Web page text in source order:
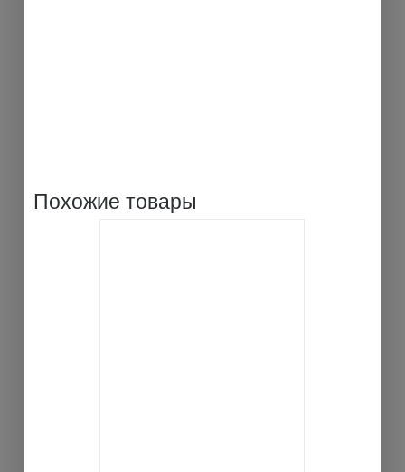
Похожие товары